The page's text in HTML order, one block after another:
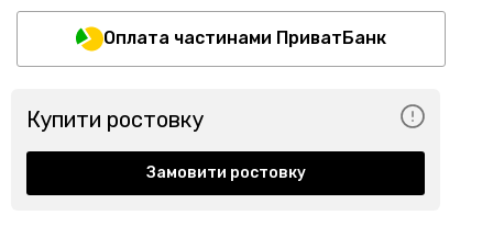
Оплата частинами ПриватБанк
Купити ростовку
Замовити ростовку